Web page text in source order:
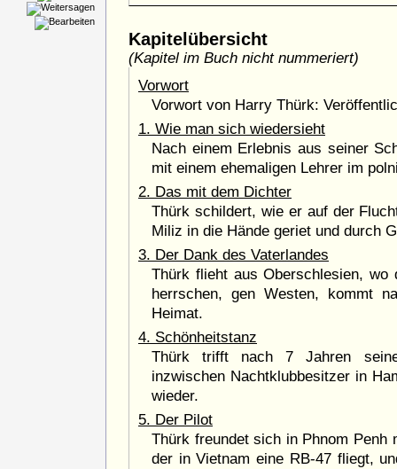
Kapitelübersicht
(Kapitel im Buch nicht nummeriert)
Vorwort
Vorwort von Harry Thürk:
1. Wie man sich wiedersieht
Nach einem Erlebnis aus seiner
mit einem ehemaligen Lehrer im
2. Das mit dem Dichter
Thürk schildert, wie er auf der
Miliz in die Hände geriet und durch
3. Der Dank des Vaterlandes
Thürk flieht aus Oberschlesien, wo
herrschen, gen Westen, kommt
Heimat.
4. Schönheitstanz
Thürk trifft nach 7 Jahren
inzwischen Nachtklubbesitzer in
wieder.
5. Der Pilot
Thürk freundet sich in Phnom Penh
der in Vietnam eine RB-47 fliegt,